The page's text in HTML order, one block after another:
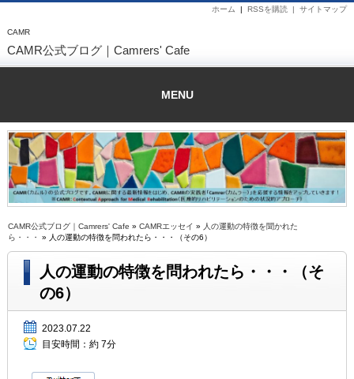
CAMR
サイトマップ
RSSを購読 |
ホーム |
CAMR公式ブログ｜Camrers' Cafe
MENU
CAMR公式ブログ｜Camrers' Cafe » CAMRエッセイ » 人の運動の特徴を聞かれた
ら・・・
» 人の運動の特徴を問われたら・・・（その6）
人の運動の特徴を問われたら・・・（そ
の6）
2023.07.22
目安時間： 約 7分